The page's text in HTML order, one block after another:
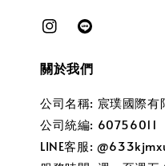
關於我們
公司名稱: 宸璞國際有
公司統編: 60756011
LINE客服: